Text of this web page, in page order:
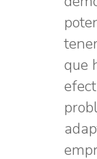
que